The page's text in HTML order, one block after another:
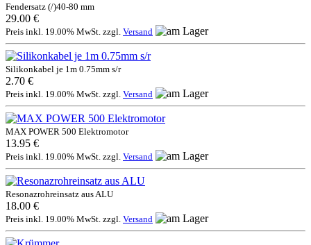
Fendersatz (/)40-80 mm
29.00 €
Preis inkl. 19.00% MwSt. zzgl. Versand
Silikonkabel je 1m 0.75mm s/r
2.70 €
Preis inkl. 19.00% MwSt. zzgl. Versand
MAX POWER 500 Elektromotor
13.95 €
Preis inkl. 19.00% MwSt. zzgl. Versand
Resonazrohreinsatz aus ALU
18.00 €
Preis inkl. 19.00% MwSt. zzgl. Versand